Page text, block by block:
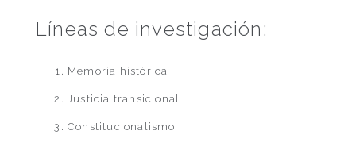
Líneas de investigación:
Memoria histórica
Justicia transicional
Constitucionalismo